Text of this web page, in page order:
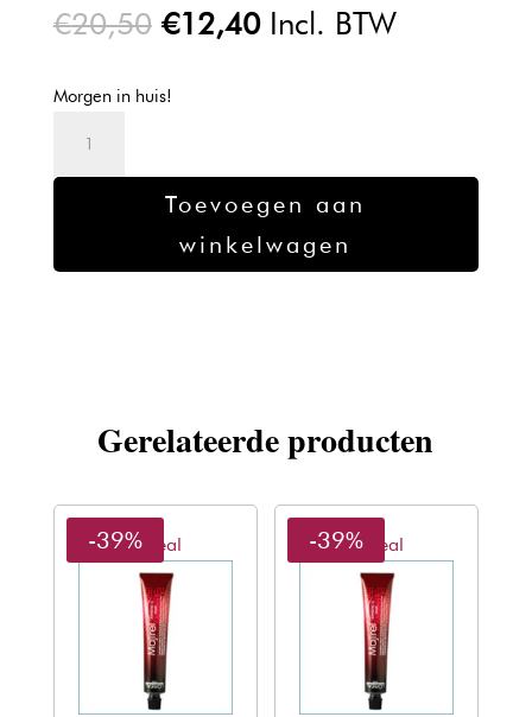
€20,50 Oorspronkelijke
was:
€12,40Huidige
Incl. BTW
Morgen in huis!
Toevoegen aan
winkelwagen
Gerelateerde producten
L'oreal
-39% L'oreal
-39%